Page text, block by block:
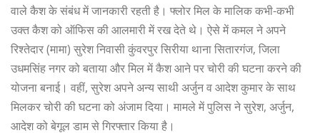
वाले कैश के संबंध में जानकारी रहती है। फ्लोर मिल के मालिक कभी-कभी
उक्त कैश को ऑफिस की आलमारी में रख देते थे। ऐसे में कमल ने अपने
रिश्तेदार (मामा) सुरेश निवासी कुंवरपुर सिरीया थाना सितारगंज, जिला
उधमसिंह नगर को बताया और मिल में कैश आने पर चोरी की घटना करने की
योजना बनाई। वहीं, सुरेश अपने अन्य साथी अर्जुन व आदेश कुमार के साथ
मिलकर चोरी की घटना को अंजाम दिया। मामले में पुलिस ने सुरेश, अर्जुन,
आदेश को बेगूल डाम से गिरफ्तार किया है।